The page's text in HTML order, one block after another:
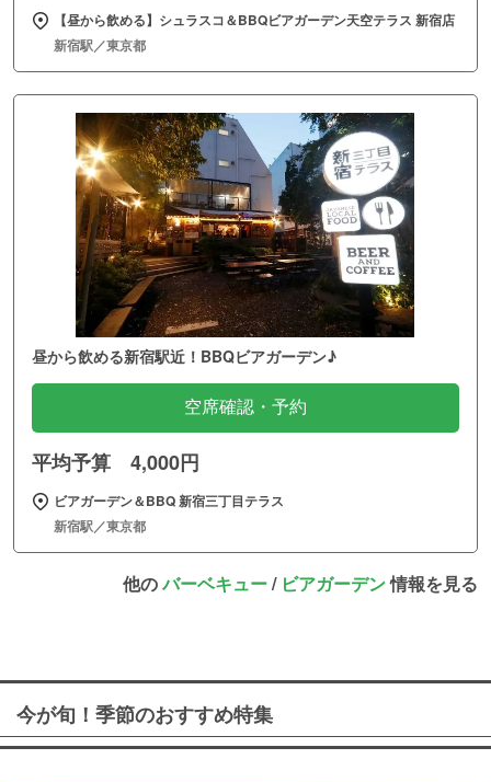
【昼から飲める】シュラスコ＆BBQビアガーデン天空テラス 新宿店
新宿駅／東京都
昼から飲める新宿駅近！BBQビアガーデン♪
空席確認・予約
平均予算 4,000円
ビアガーデン＆BBQ 新宿三丁目テラス
新宿駅／東京都
他のバーベキュー/ ビアガーデン情報を見る
今が旬！季節のおすすめ特集